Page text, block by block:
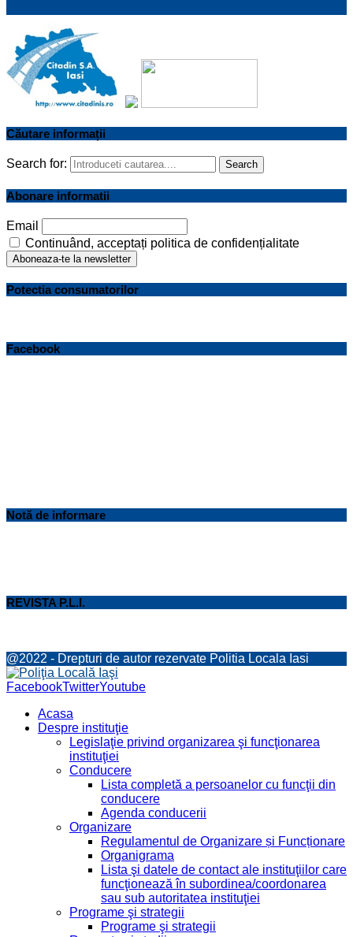
Căutare informații
Search for: Search
Abonare informatii
Email
Continuând, acceptați politica de confidențialitate
Potectia consumatorilor
Facebook
Notă de informare
REVISTA P.L.I.
@2022 - Drepturi de autor rezervate Politia Locala Iasi
FacebookTwitterYoutube
Acasa
Despre instituţie
Legislaţie privind organizarea şi funcţionarea
instituţiei
Conducere
Lista completă a persoanelor cu funcţii din
conducere
Agenda conducerii
Organizare
Regulamentul de Organizare și Funcționare
Organigrama
Lista şi datele de contact ale instituţiilor care
funcţionează în subordinea/coordonarea
sau sub autoritatea instituţiei
Programe şi strategii
Programe şi strategii